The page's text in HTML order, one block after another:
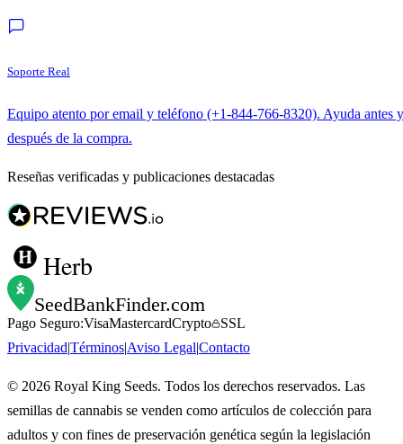
Soporte Real
Equipo atento por email y teléfono (+1-844-766-8320). Ayuda antes y
después de la compra.
Reseñas verificadas y publicaciones destacadas
Herb
SeedBankFinder.com
Pago Seguro:VisaMastercardCrypto
SSL
PrivacidadTérminosAviso LegalContacto
© 2026 Royal King Seeds. Todos los derechos reservados. Las
semillas de cannabis se venden como artículos de colección para
adultos y con fines de preservación genética según la legislación